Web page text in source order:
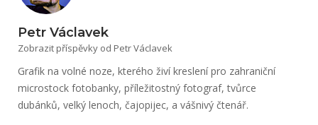
Petr Václavek
Zobrazit příspěvky od Petr Václavek
Grafik na volné noze, kterého živí kreslení pro zahraniční
microstock fotobanky, příležitostný fotograf, tvůrce
dubánků, velký lenoch, čajopijec, a vášnivý čtenář.